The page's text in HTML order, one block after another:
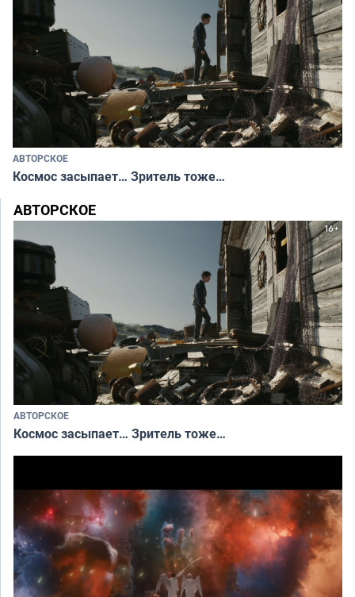
АВТОРСКОЕ
Космос засыпает… Зритель тоже…
АВТОРСКОЕ
АВТОРСКОЕ
Космос засыпает… Зритель тоже…